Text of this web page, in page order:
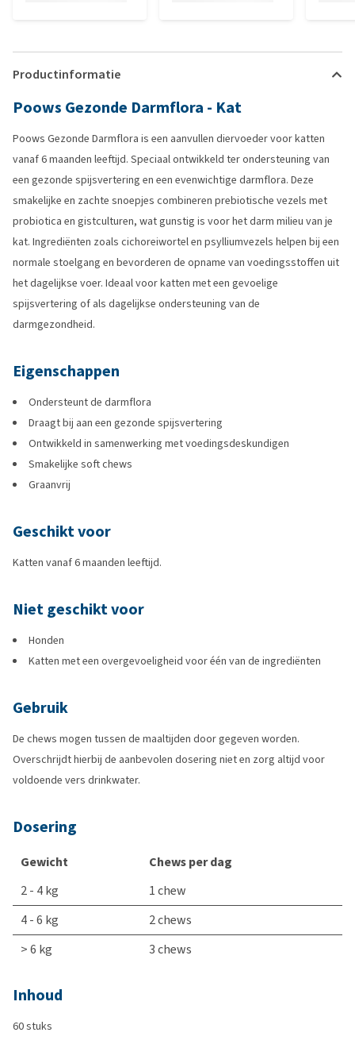
Productinformatie
Poows Gezonde Darmflora - Kat
Poows Gezonde Darmflora is een aanvullen diervoeder voor katten
vanaf 6 maanden leeftijd. Speciaal ontwikkeld ter ondersteuning van
een gezonde spijsvertering en een evenwichtige darmflora. Deze
smakelijke en zachte snoepjes combineren prebiotische vezels met
probiotica en gistculturen, wat gunstig is voor het darm milieu van je
kat. Ingrediënten zoals cichoreiwortel en psylliumvezels helpen bij een
normale stoelgang en bevorderen de opname van voedingsstoffen uit
het dagelijkse voer. Ideaal voor katten met een gevoelige
spijsvertering of als dagelijkse ondersteuning van de
darmgezondheid.
Eigenschappen
Ondersteunt de darmflora
Draagt bij aan een gezonde spijsvertering
Ontwikkeld in samenwerking met voedingsdeskundigen
Smakelijke soft chews
Graanvrij
Geschikt voor
Katten vanaf 6 maanden leeftijd.
Niet geschikt voor
Honden
Katten met een overgevoeligheid voor één van de ingrediënten
Gebruik
De chews mogen tussen de maaltijden door gegeven worden.
Overschrijdt hierbij de aanbevolen dosering niet en zorg altijd voor
voldoende vers drinkwater.
Dosering
Gewicht
Chews per dag
2 - 4 kg
1 chew
4 - 6 kg
2 chews
> 6 kg
3 chews
Inhoud
60 stuks